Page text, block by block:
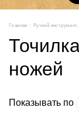
Главная Ручной
ножей
Показывать по